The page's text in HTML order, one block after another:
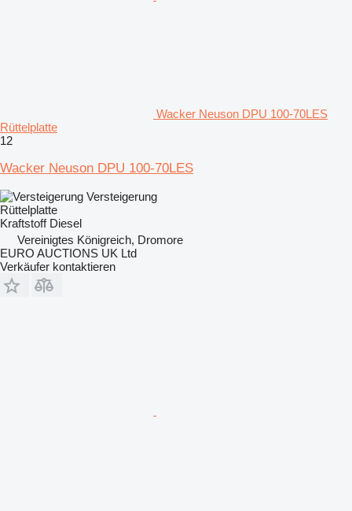
Wacker Neuson DPU 100-70LES
Rüttelplatte
12
Wacker Neuson DPU 100-70LES
Versteigerung
Rüttelplatte
Kraftstoff Diesel
Vereinigtes Königreich, Dromore
EURO AUCTIONS UK Ltd
Verkäufer kontaktieren